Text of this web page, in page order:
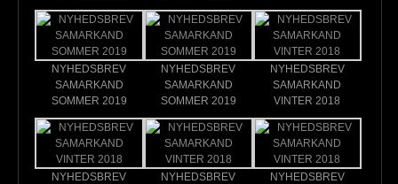
NYHEDSBREV
SAMARKAND
SOMMER 2019
NYHEDSBREV
SAMARKAND
SOMMER 2019
NYHEDSBREV
SAMARKAND
VINTER 2018
NYHEDSBREV
NYHEDSBREV
NYHEDSBREV